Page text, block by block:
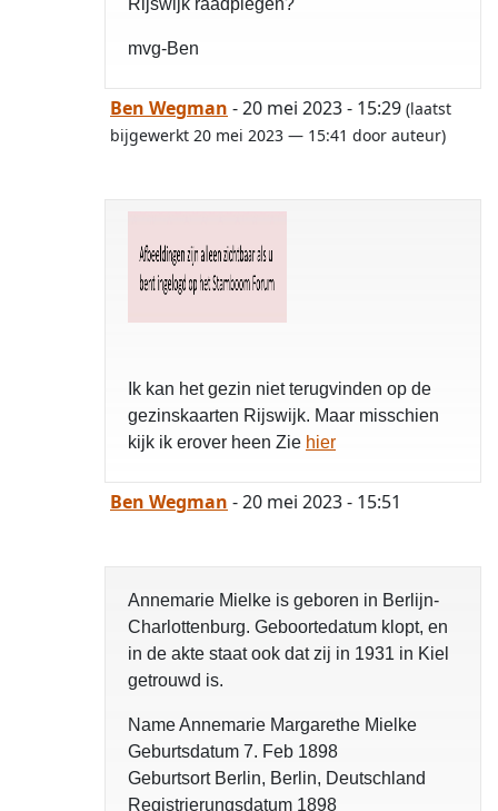
Rijswijk raadplegen?
mvg-Ben
Ben Wegman - 20 mei 2023 - 15:29 (laatst
bijgewerkt 20 mei 2023 — 15:41 door auteur)
Ik kan het gezin niet terugvinden op de
gezinskaarten Rijswijk. Maar misschien
kijk ik erover heen Zie hier
Ben Wegman - 20 mei 2023 - 15:51
Annemarie Mielke is geboren in Berlijn-
Charlottenburg. Geboortedatum klopt, en
in de akte staat ook dat zij in 1931 in Kiel
getrouwd is.
Name Annemarie Margarethe Mielke
Geburtsdatum 7. Feb 1898
Geburtsort Berlin, Berlin, Deutschland
Registrierungsdatum 1898